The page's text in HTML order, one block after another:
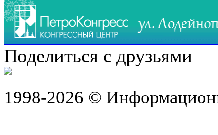
Поделиться с друзьями
1998-2026 ©